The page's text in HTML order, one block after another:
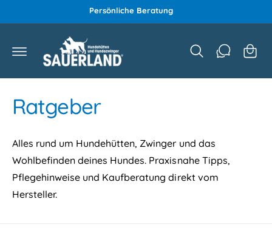
m
h
al
Persönliche Beratung
n
Ratgeber
Alles rund um Hundehütten, Zwinger und das
Wohlbefinden deines Hundes. Praxisnahe Tipps,
Pflegehinweise und Kaufberatung direkt vom
Hersteller.